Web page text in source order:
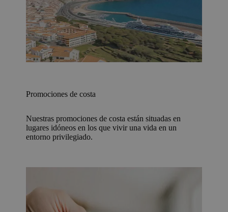
Promociones de costa
Nuestras promociones de costa están situadas en
lugares idóneos en los que vivir una vida en un
entorno privilegiado.